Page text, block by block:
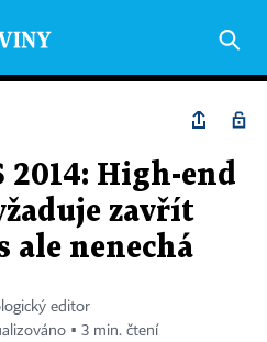
2014: High-end
zavřít
ale nenechá
editor
▪ 3 min. čtení